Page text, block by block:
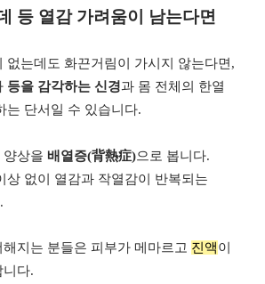
등 열감 가려움이 남는다면
없는데도 화끈거림이 가시지 않는다면,
등을 감각하는 신경과 몸 전체의 한열
는 단서일 수 있습니다.
양상을 배열증(背熱症)으로 봅니다.
상 없이 열감과 작열감이 반복되는
지는 분들은 피부가 메마르고 진액이
니다.